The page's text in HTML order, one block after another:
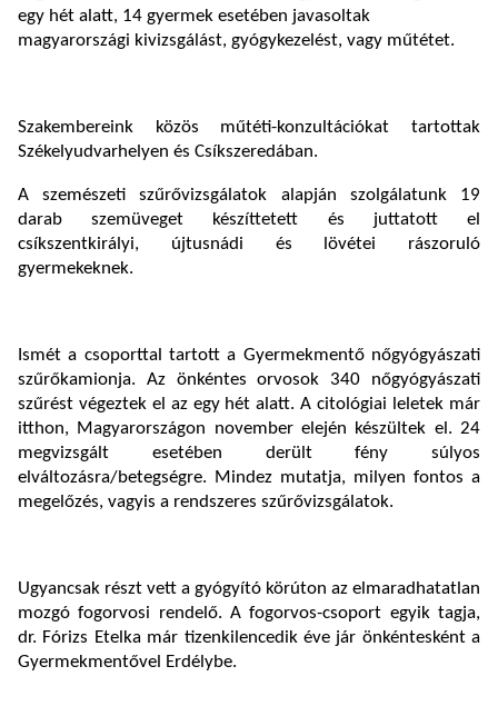
egy hét alatt, 14 gyermek esetében javasoltak
magyarországi kivizsgálást, gyógykezelést, vagy műtétet.
Szakembereink közös műtéti-konzultációkat tartottak
Székelyudvarhelyen és Csíkszeredában.
A szemészeti szűrővizsgálatok alapján szolgálatunk 19
darab szemüveget készíttetett és juttatott el
csíkszentkirályi, újtusnádi és lövétei rászoruló
gyermekeknek.
Ismét a csoporttal tartott a Gyermekmentő nőgyógyászati
szűrőkamionja. Az önkéntes orvosok 340 nőgyógyászati
szűrést végeztek el az egy hét alatt. A citológiai leletek már
itthon, Magyarországon november elején készültek el. 24
megvizsgált esetében derült fény súlyos
elváltozásra/betegségre. Mindez mutatja, milyen fontos a
megelőzés, vagyis a rendszeres szűrővizsgálatok.
Ugyancsak részt vett a gyógyító körúton az elmaradhatatlan
mozgó fogorvosi rendelő. A fogorvos-csoport egyik tagja,
dr. Fórizs Etelka már tizenkilencedik éve jár önkéntesként a
Gyermekmentővel Erdélybe.